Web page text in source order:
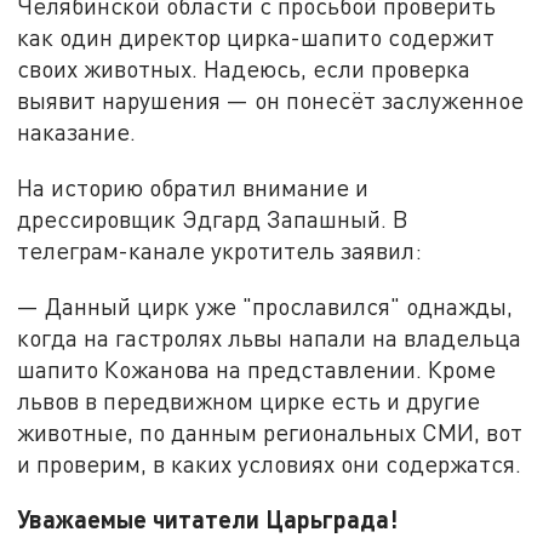
Челябинской области с просьбой проверить
как один директор цирка-шапито содержит
своих животных. Надеюсь, если проверка
выявит нарушения — он понесёт заслуженное
наказание.
На историю обратил внимание и
дрессировщик Эдгард Запашный. В
телеграм-канале укротитель заявил:
— Данный цирк уже "прославился" однажды,
когда на гастролях львы напали на владельца
шапито Кожанова на представлении. Кроме
львов в передвижном цирке есть и другие
животные, по данным региональных СМИ, вот
и проверим, в каких условиях они содержатся.
Уважаемые читатели Царьграда!